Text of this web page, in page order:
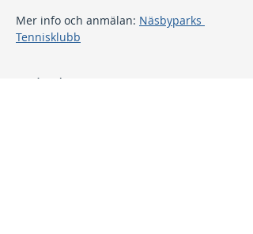
Mer info och anmälan: Näsbyparks
Tennisklubb
Dela detta evenemang